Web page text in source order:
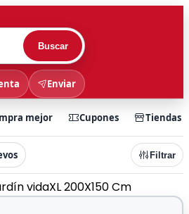
Buscar
Enviar
mejor Cupones Tiendas
Filtrar
vidaXL 200X150 Cm